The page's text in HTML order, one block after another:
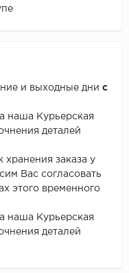
и выходные дни с
наша Курьерская
деталей
заказа у
Вас согласовать
этого временного
наша Курьерская
деталей